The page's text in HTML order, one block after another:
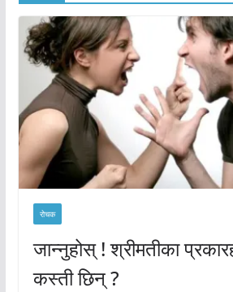
रोचक
जान्नुहोस् ! श्रीमतीका
कस्ती छिन् ?